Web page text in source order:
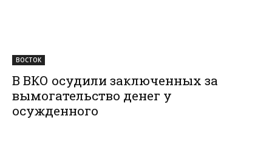
ВОСТОК
В ВКО осудили заключенных за
вымогательство денег у
осужденного